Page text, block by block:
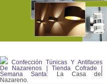
Confección Túnicas Y Antifaces
De Nazarenos | Tienda Cofrade |
Semana Santa: La Casa del
Nazareno.